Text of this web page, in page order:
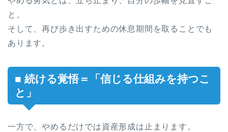
と。
そして、再び歩き出すための休息期間を取ることでも
あります。
■ 続ける覚悟＝「信じる仕組みを持つこ
と」
一方で、やめるだけでは資産形成は止まります。